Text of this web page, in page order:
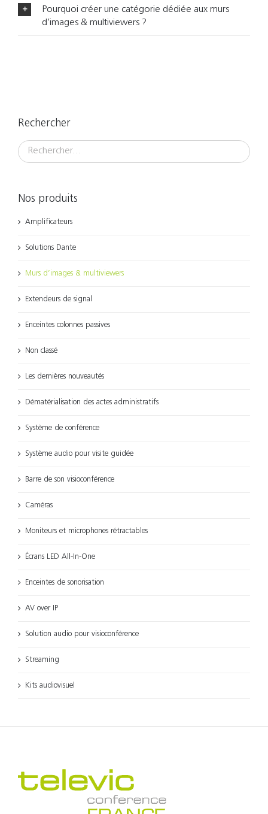
Pourquoi créer une catégorie dédiée aux murs
d’images & multiviewers ?
Rechercher
Nos produits
Amplificateurs
Solutions Dante
Murs d’images & multiviewers
Extendeurs de signal
Enceintes colonnes passives
Non classé
Les dernières nouveautés
Dématérialisation des actes administratifs
Système de conférence
Système audio pour visite guidée
Barre de son visioconférence
Caméras
Moniteurs et microphones rétractables
Écrans LED All-In-One
Enceintes de sonorisation
AV over IP
Solution audio pour visioconférence
Streaming
Kits audiovisuel